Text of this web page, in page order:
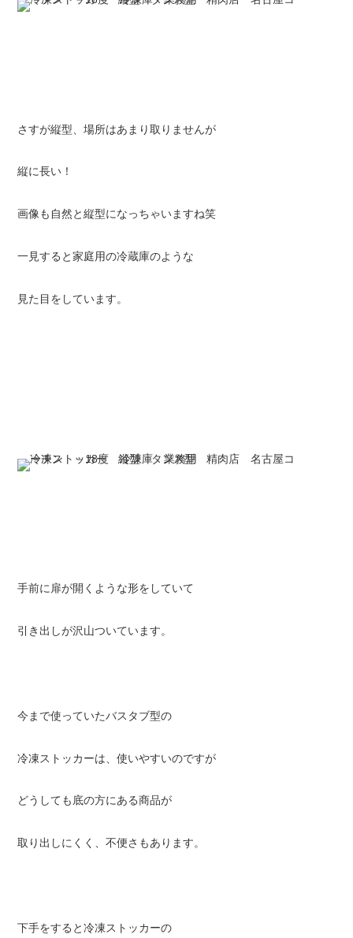
さすが縦型、場所はあまり取りませんが
縦に長い！
画像も自然と縦型になっちゃいますね笑
一見すると家庭用の冷蔵庫のような
見た目をしています。
手前に扉が開くような形をしていて
引き出しが沢山ついています。
今まで使っていたバスタブ型の
冷凍ストッカーは、使いやすいのですが
どうしても底の方にある商品が
取り出しにくく、不便さもあります。
下手をすると冷凍ストッカーの